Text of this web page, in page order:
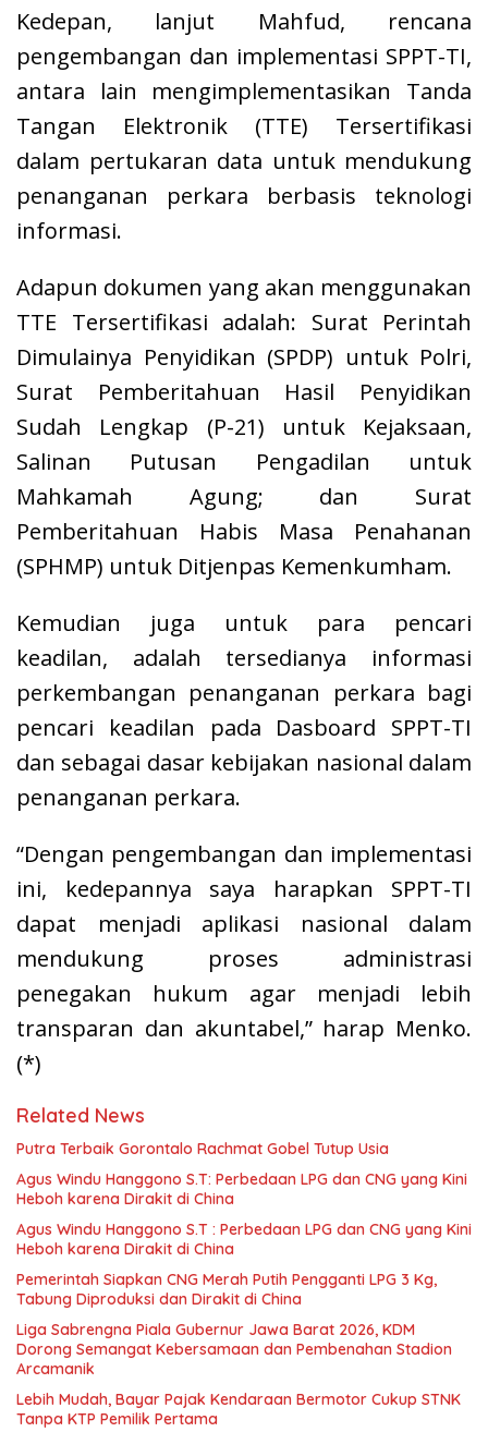
Kedepan, lanjut Mahfud, rencana
pengembangan dan implementasi SPPT-TI,
antara lain mengimplementasikan Tanda
Tangan Elektronik (TTE) Tersertifikasi
dalam pertukaran data untuk mendukung
penanganan perkara berbasis teknologi
informasi.
Adapun dokumen yang akan menggunakan
TTE Tersertifikasi adalah: Surat Perintah
Dimulainya Penyidikan (SPDP) untuk Polri,
Surat Pemberitahuan Hasil Penyidikan
Sudah Lengkap (P-21) untuk Kejaksaan,
Salinan Putusan Pengadilan untuk
Mahkamah Agung; dan Surat
Pemberitahuan Habis Masa Penahanan
(SPHMP) untuk Ditjenpas Kemenkumham.
Kemudian juga untuk para pencari
keadilan, adalah tersedianya informasi
perkembangan penanganan perkara bagi
pencari keadilan pada Dasboard SPPT-TI
dan sebagai dasar kebijakan nasional dalam
penanganan perkara.
“Dengan pengembangan dan implementasi
ini, kedepannya saya harapkan SPPT-TI
dapat menjadi aplikasi nasional dalam
mendukung proses administrasi
penegakan hukum agar menjadi lebih
transparan dan akuntabel,” harap Menko.
(*)
Related News
Putra Terbaik Gorontalo Rachmat Gobel Tutup Usia
Agus Windu Hanggono S.T: Perbedaan LPG dan CNG yang Kini
Heboh karena Dirakit di China
Agus Windu Hanggono S.T : Perbedaan LPG dan CNG yang Kini
Heboh karena Dirakit di China
Pemerintah Siapkan CNG Merah Putih Pengganti LPG 3 Kg,
Tabung Diproduksi dan Dirakit di China
Liga Sabrengna Piala Gubernur Jawa Barat 2026, KDM
Dorong Semangat Kebersamaan dan Pembenahan Stadion
Arcamanik
Lebih Mudah, Bayar Pajak Kendaraan Bermotor Cukup STNK
Tanpa KTP Pemilik Pertama